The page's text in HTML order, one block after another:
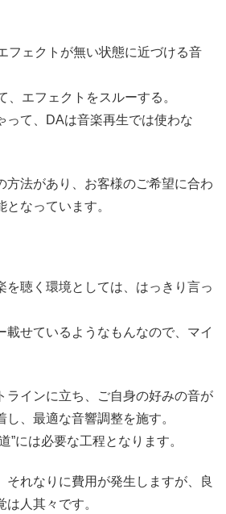
フェクトが無い状態に近づける音
、エフェクトをスルーする。
って、DAは音楽再生では使わな
方法があり、お客様のご希望に合わ
なっています。
を聴く環境としては、はっきり言っ
載せているようなもんなので、マイ
ラインに立ち、ご自身の好みの音が
、最適な音響調整を施す。
”には必要な工程となります。
それなりに費用が発生しますが、良
人其々です。